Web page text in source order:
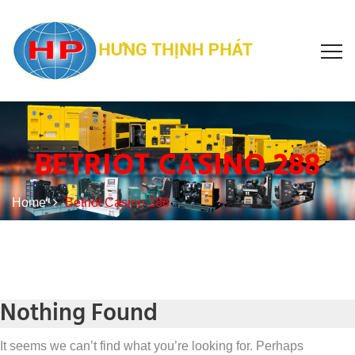
BETRIOT CASINO 288
Home Betriot Casino 288
Nothing Found
It seems we can’t find what you’re looking for. Perhaps